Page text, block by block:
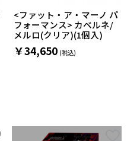
<ファット・ア・マーノ パ
フォーマンス> カベルネ/
メルロ(クリア)(1個入)
￥34,650